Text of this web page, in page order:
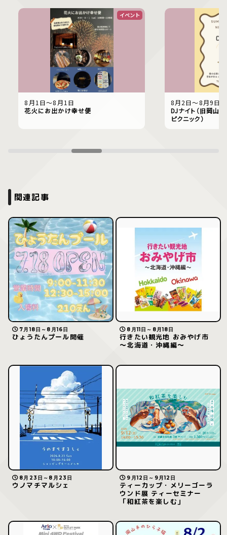
イベント
8月1日〜8月1日
花火にお出かけ幸せ便
8月2日〜8月9日
DJナイト（旧岡山
ピクニック）
関連記事
7月18日～8月16日
ひょうたんプール開催
8月11日～8月18日
行きたい観光地 おみやげ市
～北海道・沖縄編～
8月23日～8月23日
ウノマチマルシェ
9月12日～9月12日
ティーカップ・メリーゴーラ
ウンド展 ティーセミナー
「和紅茶を楽しむ」